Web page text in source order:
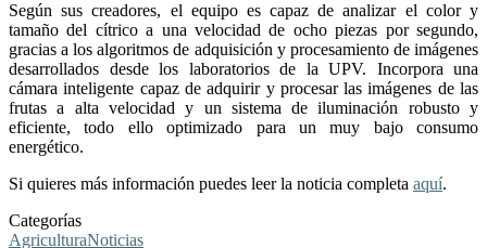
Según sus creadores, el equipo es capaz de analizar el color y
tamaño del cítrico a una velocidad de ocho piezas por segundo,
gracias a los algoritmos de adquisición y procesamiento de imágenes
desarrollados desde los laboratorios de la UPV. Incorpora una
cámara inteligente capaz de adquirir y procesar las imágenes de las
frutas a alta velocidad y un sistema de iluminación robusto y
eficiente, todo ello optimizado para un muy bajo consumo
energético.
Si quieres más información puedes leer la noticia completa aquí.
Categorías
AgriculturaNoticias